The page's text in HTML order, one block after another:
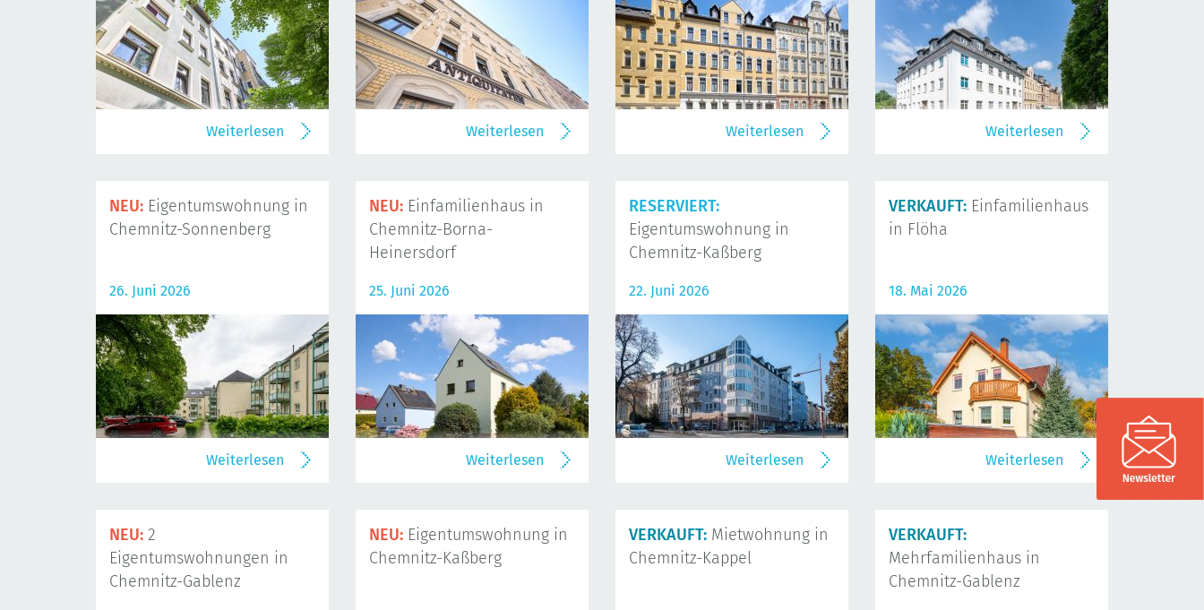
Weiterlesen Weiterlesen Weiterlesen Weiterlesen
NEU: Eigentumswohnung in
Chemnitz-Sonnenberg
26. Juni 2026
Weiterlesen
NEU: Einfamilienhaus in
Chemnitz-Borna-
Heinersdorf
25. Juni 2026
Weiterlesen
RESERVIERT:
Eigentumswohnung in
Chemnitz-Kaßberg
22. Juni 2026
Weiterlesen
VERKAUFT: Einfamilienhaus
in Flöha
18. Mai 2026
Weiterlesen
NEU: 2
Eigentumswohnungen in
Chemnitz-Gablenz
NEU: Eigentumswohnung in
Chemnitz-Kaßberg
VERKAUFT: Mietwohnung in
Chemnitz-Kappel
VERKAUFT:
Mehrfamilienhaus in
Chemnitz-Gablenz